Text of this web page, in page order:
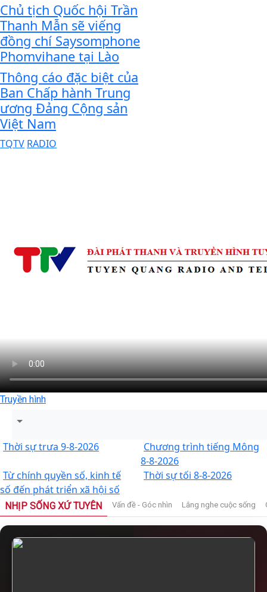
Chủ tịch Quốc hội Trần
Thanh Mẫn sẽ viếng
đồng chí Saysomphone
Phomvihane tại Lào
Thông cáo đặc biệt của
Ban Chấp hành Trung
ương Đảng Cộng sản
Việt Nam
TQTV RADIO
Truyền hình
Thời sự trưa 9-8-2026
Chương trình tiếng Mông
8-8-2026
Từ chính quyền số, kinh tế
số đến phát triển xã hội số
Thời sự tối 8-8-2026
NHỊP SỐNG XỨ TUYÊN Vấn đề - Góc nhìn Lắng nghe cuộc sống